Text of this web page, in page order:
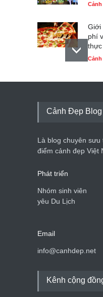
Cảnh
Giới
phí
Cảnh
du
Cảnh
Cảnh Đẹp Blog
Là blog chuyên
điểm cảnh đẹp Việt
Phát triển
Nhóm sinh viên
yêu Du Lịch
Email
info@canhdep.net
Kênh cộng